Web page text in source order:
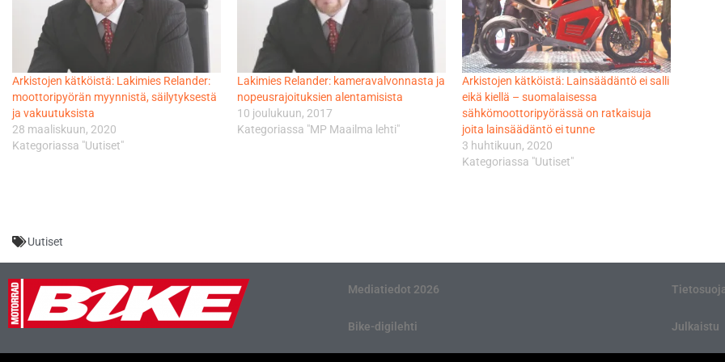
Arkistojen kätköistä: Lakimies Relander:
moottoripyörän myynnistä, säilytyksestä
ja vakuutuksista
28 maaliskuun, 2020
Kategoriassa "Uutiset"
Lakimies Relander: kameravalvonnasta ja
nopeusrajoituksien alentamisista
10 joulukuun, 2017
Kategoriassa "MP Maailma lehti"
Arkistojen kätköistä: Lainsäädäntö ei salli
eikä kiellä – suomalaisessa
sähkömoottoripyörässä on ratkaisuja
joita lainsäädäntö ei tunne
3 huhtikuun, 2020
Kategoriassa "Uutiset"
Uutiset
Mediatiedot 2026
Bike-digilehti Julkaistu